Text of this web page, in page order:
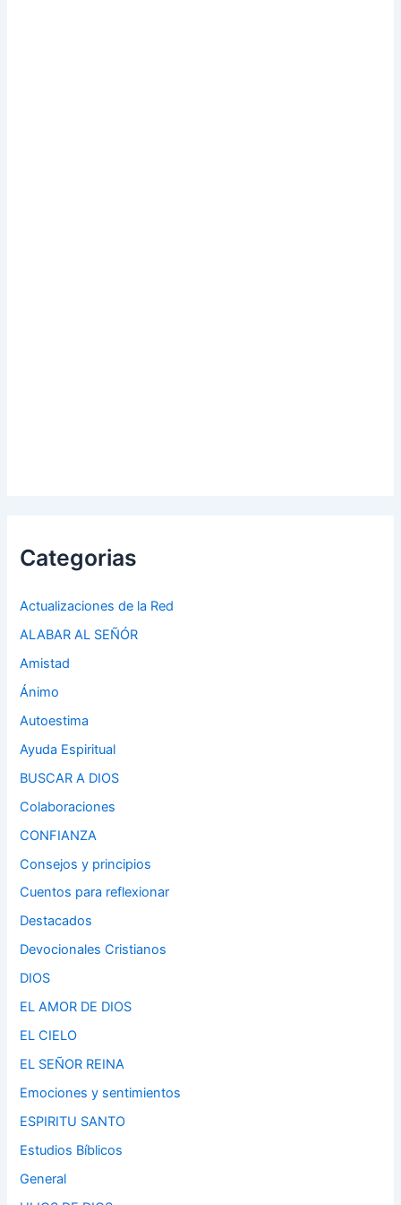
Categorias
Actualizaciones de la Red
ALABAR AL SEÑÓR
Amistad
Ánimo
Autoestima
Ayuda Espiritual
BUSCAR A DIOS
Colaboraciones
CONFIANZA
Consejos y principios
Cuentos para reflexionar
Destacados
Devocionales Cristianos
DIOS
EL AMOR DE DIOS
EL CIELO
EL SEÑOR REINA
Emociones y sentimientos
ESPIRITU SANTO
Estudios Bíblicos
General